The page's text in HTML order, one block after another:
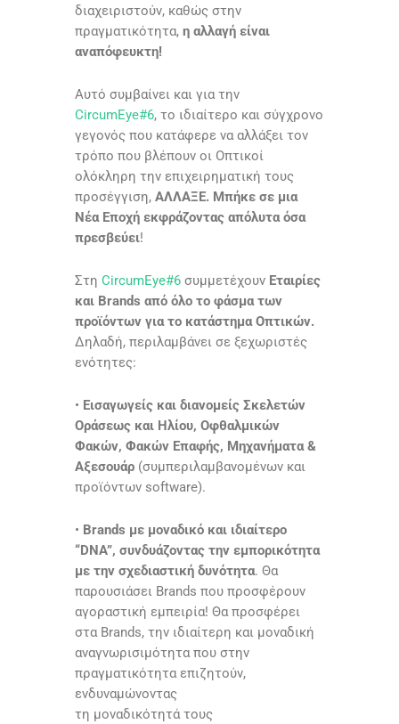
διαχειριστούν, καθώς στην
πραγματικότητα, η αλλαγή είναι
αναπόφευκτη!
Αυτό συμβαίνει και για την
CircumEye#6, το ιδιαίτερο και σύγχρονο
γεγονός που κατάφερε να αλλάξει τον
τρόπο που βλέπουν οι Οπτικοί
ολόκληρη την επιχειρηματική τους
προσέγγιση, ΑΛΛΑΞΕ. Μπήκε σε μια
Νέα Εποχή εκφράζοντας απόλυτα όσα
πρεσβεύει!
Στη CircumEye#6 συμμετέχουν Εταιρίες
και Brands από όλο το φάσμα των
προϊόντων για το κατάστημα Οπτικών.
Δηλαδή, περιλαμβάνει σε ξεχωριστές
ενότητες:
• Εισαγωγείς και διανομείς Σκελετών
Οράσεως και Ηλίου, Οφθαλμικών
Φακών, Φακών Επαφής, Μηχανήματα &
Αξεσουάρ (συμπεριλαμβανομένων και
προϊόντων software).
• Brands με μοναδικό και ιδιαίτερο
“DNA”, συνδυάζοντας την εμπορικότητα
με την σχεδιαστική δυνότητα. Θα
παρουσιάσει Brands που προσφέρουν
αγοραστική εμπειρία! Θα προσφέρει
στα Brands, την ιδιαίτερη και μοναδική
αναγνωρισιμότητα που στην
πραγματικότητα επιζητούν,
ενδυναμώνοντας
τη μοναδικότητά τους